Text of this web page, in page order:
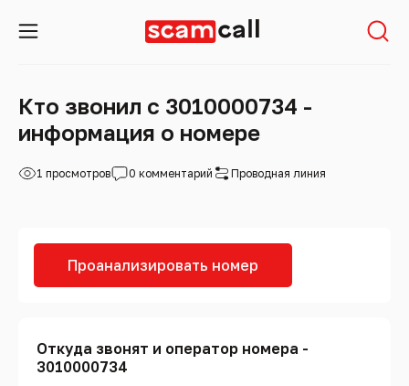
Кто звонил с 3010000734 -
информация о номере
1 просмотров 0 комментарий Проводная линия
Проанализировать номер
Откуда звонят и оператор номера -
3010000734